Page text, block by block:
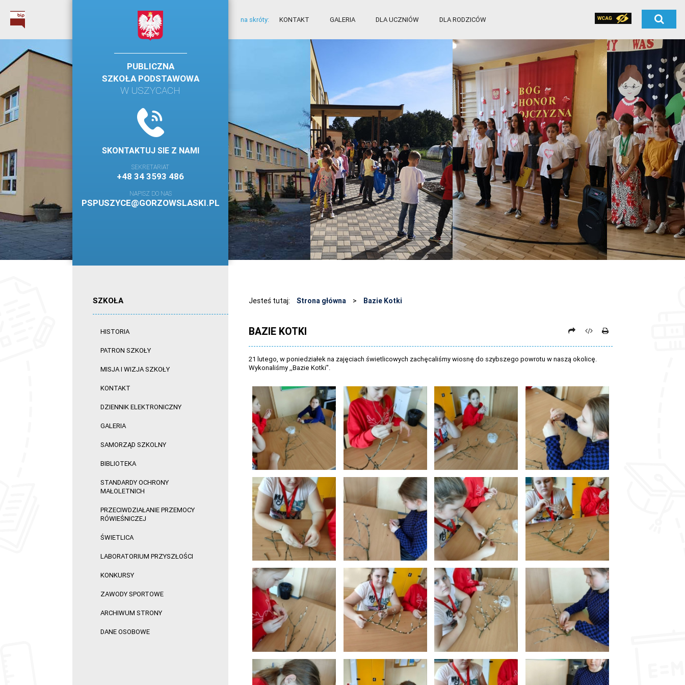
na skróty: KONTAKT GALERIA DLA UCZNIÓW DLA RODZICÓW
PUBLICZNA
SZKOŁA PODSTAWOWA
W USZYCACH
SKONTAKTUJ SIE Z NAMI
SEKRETARIAT
+48 34 3593 486
NAPISZ DO NAS
PSPUSZYCE@GORZOWSLASKI.PL
SZKOŁA
HISTORIA
PATRON SZKOŁY
MISJA I WIZJA SZKOŁY
KONTAKT
DZIENNIK ELEKTRONICZNY
GALERIA
SAMORZĄD SZKOLNY
BIBLIOTEKA
STANDARDY OCHRONY
MAŁOLETNICH
PRZECIWDZIAŁANIE PRZEMOCY
RÓWIEŚNICZEJ
ŚWIETLICA
LABORATORIUM PRZYSZŁOŚCI
KONKURSY
ZAWODY SPORTOWE
ARCHIWUM STRONY
DANE OSOBOWE
Jesteś tutaj: Strona główna > Bazie Kotki
BAZIE KOTKI
21 lutego, w poniedziałek na zajęciach świetlicowych zachęcaliśmy wiosnę do szybszego powrotu w naszą okolicę.
Wykonaliśmy ,,Bazie Kotki".